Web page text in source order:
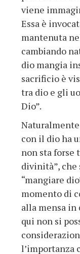
viene
Essa è
mantenuta
cambiando
dio mangia
sacrificio è
tra dio e gli
Dio”.
con il dio ha
non sta forse
divinità”,
“mangiare
momento di
alla mensa in
qui non si
l’importanza